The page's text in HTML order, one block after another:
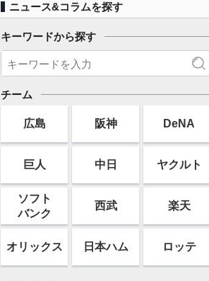
ニュース&コラムを探す
キーワードから探す
チーム
広島 阪神 DeNA
巨人 中日 ヤクルト
ソフト
バンク
西武 楽天
オリックス 日本ハム ロッテ